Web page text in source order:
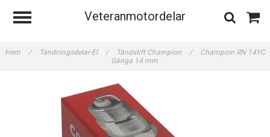
Veteranmotordelar
Hem / Tändningsdelar-El / Tändstift Champion /
Champion RN 14YC
Gänga 14 mm